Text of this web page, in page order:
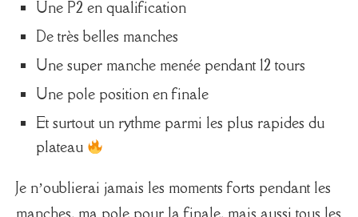
Une P2 en qualification
De très belles manches
Une super manche menée pendant 12 tours
Une pole position en finale
Et surtout un rythme parmi les plus rapides du
plateau
Je n’oublierai jamais les moments forts pendant les
manches, ma pole pour la finale, mais aussi tous les